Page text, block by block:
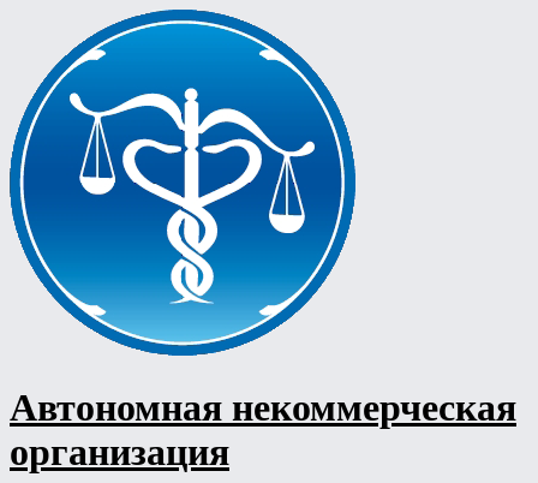
содержимому
Автономная некоммерческая
организация